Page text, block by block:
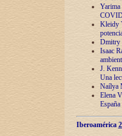
Yarima
Kleidy
Dmitry
Isaac
J.
Una
Naílya
Elena
España
Iberoamérica